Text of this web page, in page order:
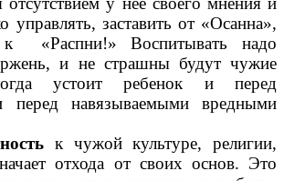
управлять, заставить от «Осанна»,
к «Распни!» Воспитывать надо
и не страшны будут чужие
устоит ребенок и перед
перед навязываемыми вредными
к чужой культуре, религии,
отхода от своих основ. Это